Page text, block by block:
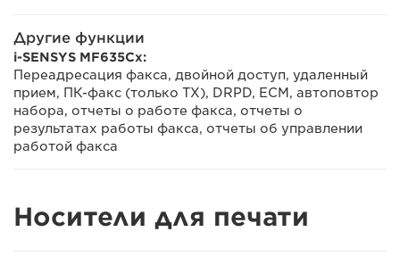
Другие функции
i-SENSYS MF635Cx:
Переадресация факса, двойной доступ, удаленный
прием, ПК-факс (только TX), DRPD, ECM, автоповтор
набора, отчеты о работе факса, отчеты о
результатах работы факса, отчеты об управлении
работой факса
Носители для печати